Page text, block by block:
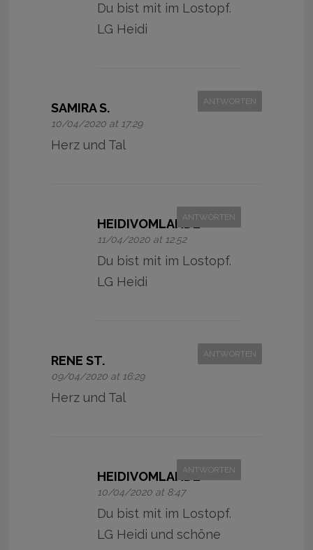
Du bist mit im Lostopf.
LG Heidi
SAMIRA S.
10/04/2020 at 17:29
ANTWORTEN
Herz und Tal
HEIDIVOMLANDE
11/04/2020 at 12:52
ANTWORTEN
Du bist mit im Lostopf.
LG Heidi
RENE ST.
09/04/2020 at 16:29
ANTWORTEN
Herz und Tal
HEIDIVOMLANDE
10/04/2020 at 8:47
ANTWORTEN
Du bist mit im Lostopf.
LG Heidi und schöne